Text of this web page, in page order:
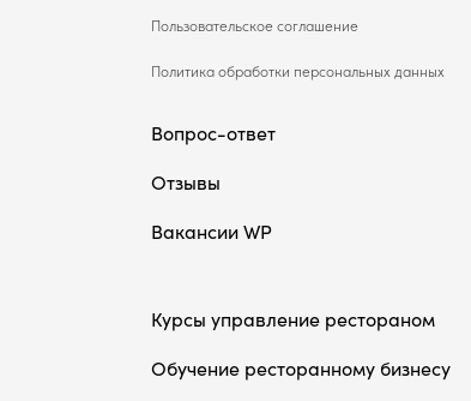
Пользовательское соглашение
Политика обработки персональных данных
Вопрос-ответ
Отзывы
Вакансии WP
Курсы управление рестораном
Обучение ресторанному бизнесу